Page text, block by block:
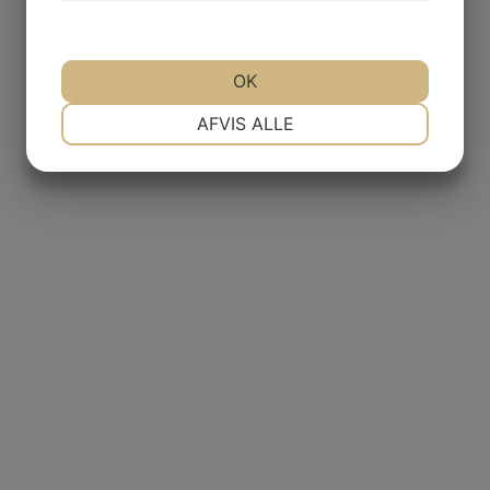
AFVIS ALLE
OK